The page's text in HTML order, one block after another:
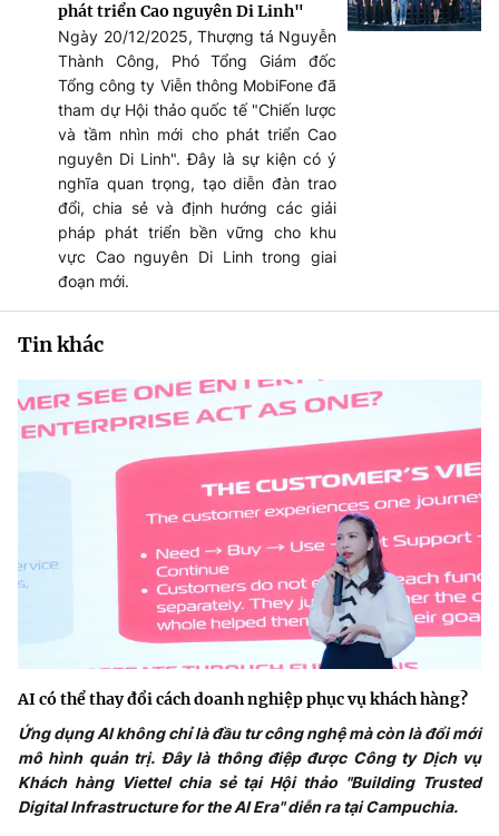
phát triển Cao nguyên Di Linh"
Ngày 20/12/2025, Thượng tá Nguyễn
Thành Công, Phó Tổng Giám đốc
Tổng công ty Viễn thông MobiFone đã
tham dự Hội thảo quốc tế "Chiến lược
và tầm nhìn mới cho phát triển Cao
nguyên Di Linh". Đây là sự kiện có ý
nghĩa quan trọng, tạo diễn đàn trao
đổi, chia sẻ và định hướng các giải
pháp phát triển bền vững cho khu
vực Cao nguyên Di Linh trong giai
đoạn mới.
Tin khác
AI có thể thay đổi cách doanh nghiệp phục vụ khách hàng?
Ứng dụng AI không chỉ là đầu tư công nghệ mà còn là đổi mới
mô hình quản trị. Đây là thông điệp được Công ty Dịch vụ
Khách hàng Viettel chia sẻ tại Hội thảo "Building Trusted
Digital Infrastructure for the AI Era" diễn ra tại Campuchia.